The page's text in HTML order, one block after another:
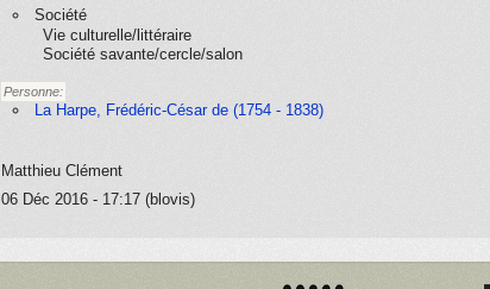
Société
Vie culturelle/littéraire
Société savante/cercle/salon
Personne:
La Harpe, Frédéric-César de (1754 - 1838)
Matthieu Clément
06 Déc 2016 - 17:17 (blovis)